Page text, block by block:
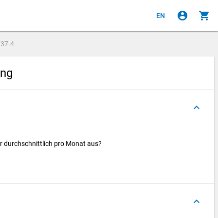
EN account_circle shopping_cart
37.4
keyboard_arrow_up
durchschnittlich pro Monat aus?
keyboard_arrow_up